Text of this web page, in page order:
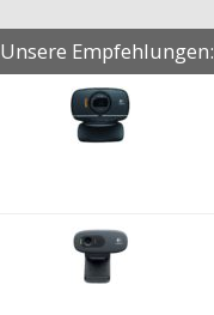
Unsere Empfehlungen: